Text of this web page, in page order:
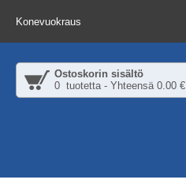
Konevuokraus
Ostoskorin sisältö
0 tuotetta - Yhteensä 0.00 €